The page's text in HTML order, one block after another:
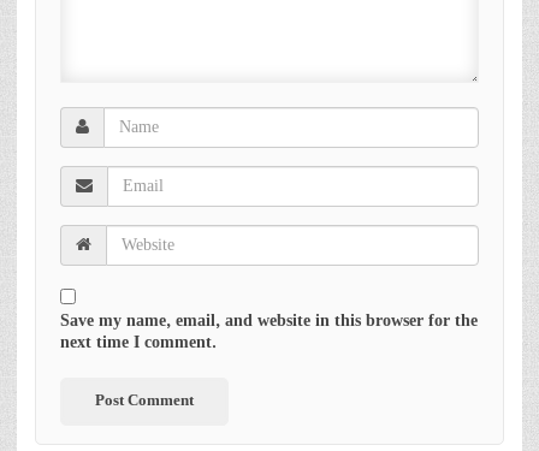
Save my name, email, and website in this browser for the
next time I comment.